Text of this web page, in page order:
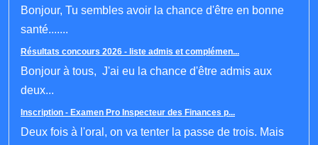
Bonjour, Tu sembles avoir la chance d'être en bonne
santé.......
Résultats concours 2026 - liste admis et complémen...
Bonjour à tous, J'ai eu la chance d'être admis aux
deux...
Inscription - Examen Pro Inspecteur des Finances p...
Deux fois à l'oral, on va tenter la passe de trois. Mais